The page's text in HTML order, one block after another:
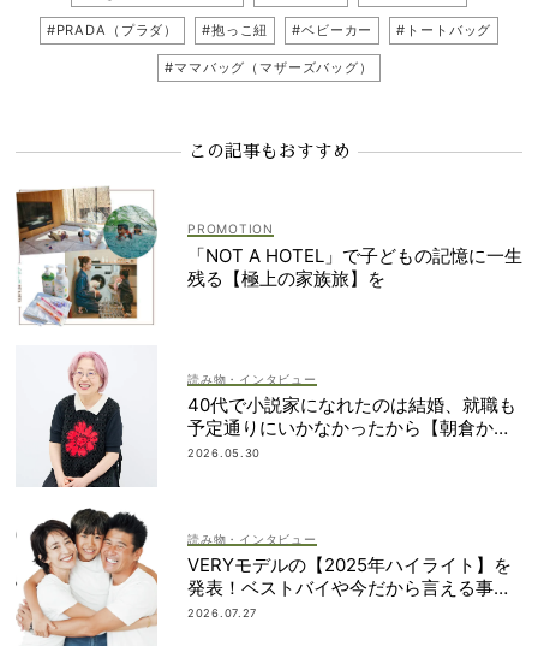
#PRADA（プラダ） #抱っこ紐 #ベビーカー #トートバッグ
#ママバッグ（マザーズバッグ）
この記事もおすすめ
「NOT A HOTEL」で子どもの記憶に一生
残る【極上の家族旅】を
読み物・インタビュー
40代で小説家になれたのは結婚、就職も
予定通りにいかなかったから【朝倉かす
みさん】
2026.05.30
読み物・インタビュー
VERYモデルの【2025年ハイライト】を
発表！ベストバイや今だから言える事件
簿も大公開
2026.07.27